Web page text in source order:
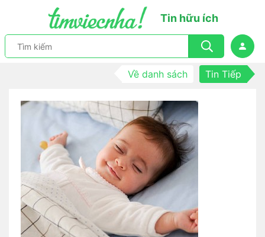
Tin hữu ích
Về danh sách Tin Tiếp